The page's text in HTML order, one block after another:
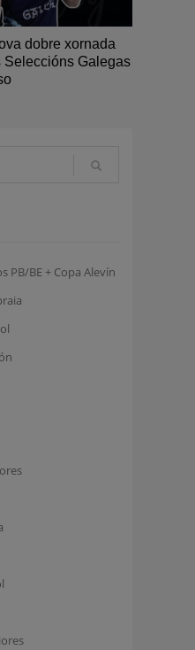
dobre xornada
Seleccións Galegas
PB/BE + Copa Alevín